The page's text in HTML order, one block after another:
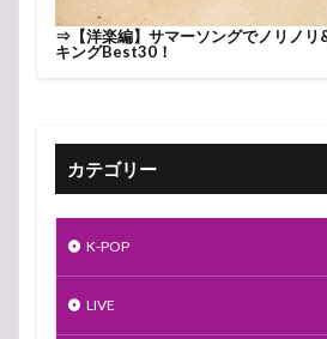
⇒ 【洋楽編】サマーソングでノリノ
キングBest30！
カテゴリー
K-POP
LIVE